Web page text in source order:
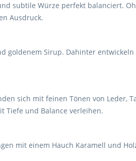
subtile Würze perfekt balanciert.
Ausdruck.
goldenem Sirup. Dahinter
sich mit feinen Tönen von Leder,
Tiefe und Balance verleihen.
mit einem Hauch Karamell und